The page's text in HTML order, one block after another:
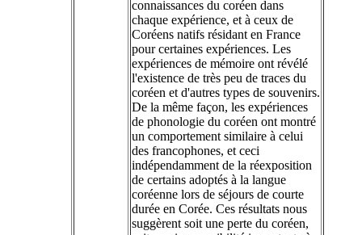
connaissances du coréen dans
chaque expérience, et à ceux de
Coréens natifs résidant en France
pour certaines expériences. Les
expériences de mémoire ont révélé
l'existence de très peu de traces du
coréen et d'autres types de souvenirs.
De la même façon, les expériences
de phonologie du coréen ont montré
un comportement similaire à celui
des francophones, et ceci
indépendamment de la réexposition
de certains adoptés à la langue
coréenne lors de séjours de courte
durée en Corée. Ces résultats nous
suggèrent soit une perte du coréen,